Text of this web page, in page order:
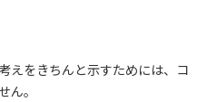
えをきちんと示すためには、コ
ん。